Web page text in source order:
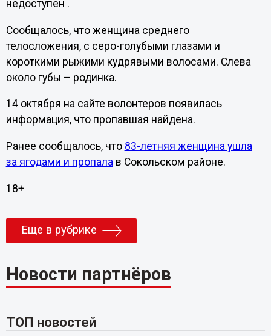
недоступен .
Сообщалось, что женщина среднего
телосложения, с серо-голубыми глазами и
короткими рыжими кудрявыми волосами. Слева
около губы – родинка.
14 октября на сайте волонтеров появилась
информация, что пропавшая найдена.
Ранее сообщалось, что 83-летняя женщина ушла
за ягодами и пропала в Сокольском районе.
18+
Еще в рубрике
Новости партнёров
ТОП новостей